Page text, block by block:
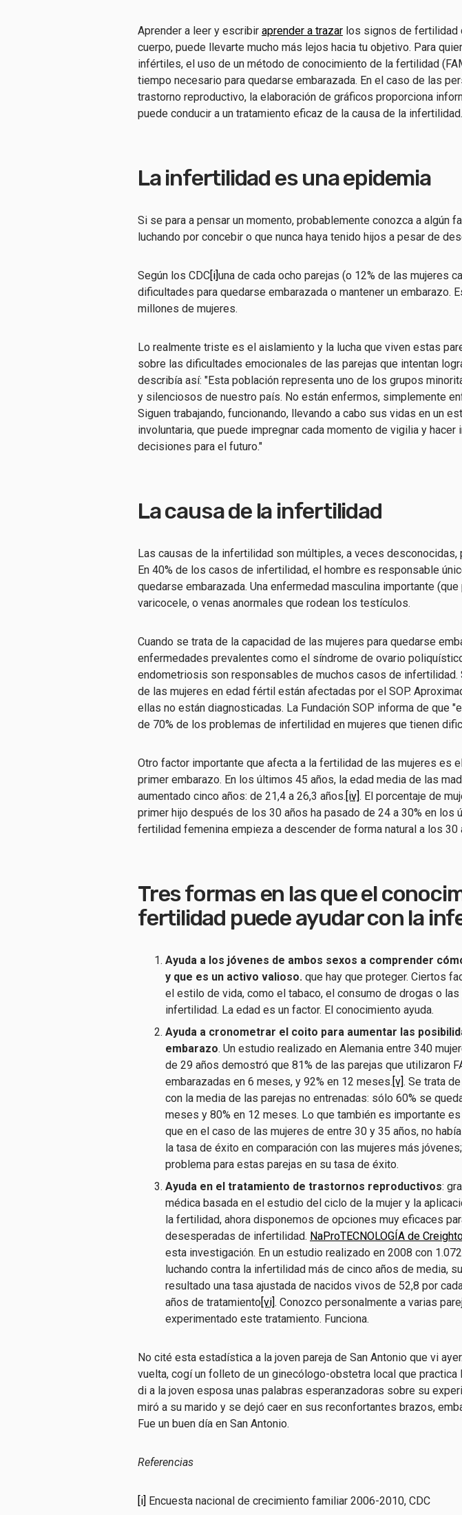
Aprender a leer y escribir aprender a trazar los signos de fertilidad
cuerpo, puede llevarte mucho más lejos hacia tu objetivo. Para
infértiles, el uso de un método de conocimiento de la fertilidad
tiempo necesario para quedarse embarazada. En el caso de las
trastorno reproductivo, la elaboración de gráficos proporciona
puede conducir a un tratamiento eficaz de la causa de la infertilidad.
La infertilidad es una epidemia
Si se para a pensar un momento, probablemente conozca a algún
luchando por concebir o que nunca haya tenido hijos a pesar de
Según los CDC [i] una de cada ocho parejas (o 12% de las mujeres
dificultades para quedarse embarazada o mantener un embarazo.
millones de mujeres.
Lo realmente triste es el aislamiento y la lucha que viven estas
sobre las dificultades emocionales de las parejas que intentan
describía así: "Esta población representa uno de los grupos
y silenciosos de nuestro país. No están enfermos, simplemente
Siguen trabajando, funcionando, llevando a cabo sus vidas en un
involuntaria, que puede impregnar cada momento de vigilia y
decisiones para el futuro."
La causa de la infertilidad
Las causas de la infertilidad son múltiples, a veces desconocidas,
En 40% de los casos de infertilidad, el hombre es responsable
quedarse embarazada. Una enfermedad masculina importante
varicocele, o venas anormales que rodean los testículos.
Cuando se trata de la capacidad de las mujeres para quedarse
enfermedades prevalentes como el síndrome de ovario
endometriosis son responsables de muchos casos de infertilidad.
de las mujeres en edad fértil están afectadas por el SOP.
ellas no están diagnosticadas. La Fundación SOP informa de que
de 70% de los problemas de infertilidad en mujeres que tienen
Otro factor importante que afecta a la fertilidad de las mujeres es
primer embarazo. En los últimos 45 años, la edad media de las
aumentado cinco años: de 21,4 a 26,3 años. [iv] . El porcentaje de
primer hijo después de los 30 años ha pasado de 24 a 30% en los
fertilidad femenina empieza a descender de forma natural a los 30
Tres formas en las que el
fertilidad puede ayudar con la
Ayuda a los jóvenes de ambos sexos a comprender
y que es un activo valioso. que hay que proteger. Ciertos
el estilo de vida, como el tabaco, el consumo de drogas o las
infertilidad. La edad es un factor. El conocimiento ayuda.
Ayuda a cronometrar el coito para aumentar las
embarazo. Un estudio realizado en Alemania entre 340
de 29 años demostró que 81% de las parejas que utilizaron
embarazadas en 6 meses, y 92% en 12 meses. [v] . Se trata
con la media de las parejas no entrenadas: sólo 60% se
meses y 80% en 12 meses. Lo que también es importante
que en el caso de las mujeres de entre 30 y 35 años, no
la tasa de éxito en comparación con las mujeres más
problema para estas parejas en su tasa de éxito.
Ayuda en el tratamiento de trastornos reproductivos:
médica basada en el estudio del ciclo de la mujer y la
la fertilidad, ahora disponemos de opciones muy eficaces
desesperadas de infertilidad. NaProTECNOLOGÍA de
esta investigación. En un estudio realizado en 2008 con
luchando contra la infertilidad más de cinco años de media,
resultado una tasa ajustada de nacidos vivos de 52,8 por
años de tratamiento [vi] . Conozco personalmente a varias
experimentado este tratamiento. Funciona.
No cité esta estadística a la joven pareja de San Antonio que vi
vuelta, cogí un folleto de un ginecólogo-obstetra local que practica
di a la joven esposa unas palabras esperanzadoras sobre su
miró a su marido y se dejó caer en sus reconfortantes brazos,
Fue un buen día en San Antonio.
Referencias
[i] Encuesta nacional de crecimiento familiar 2006-2010, CDC